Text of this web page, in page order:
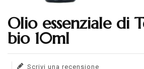
Olio essenziale di
bio 10ml
Scrivi una recensione
Translation missing: